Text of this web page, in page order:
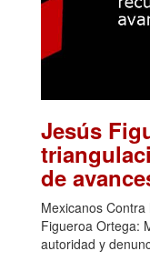
Jesús
de
Mexicanos
Figueroa Ortega:
autoridad y